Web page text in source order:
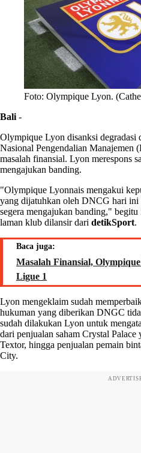
Foto: Olympique Lyon.
Bali -
Olympique Lyon disanksi
Nasional Pengendalian Manajemen
masalah finansial. Lyon merespons
mengajukan banding.
"Olympique Lyonnais mengakui
yang dijatuhkan oleh DNCG hari ini
segera mengajukan banding,"
laman klub dilansir dari detikSport.
Baca juga:
Masalah Finansial,
Ligue 1
Lyon mengeklaim sudah
hukuman yang diberikan DNGC
sudah dilakukan Lyon untuk
dari penjualan saham Crystal
Textor, hingga penjualan pemain
City.